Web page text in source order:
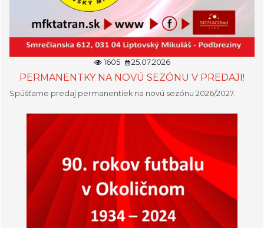
1605 25.07.2026
PERMANENTKY NA NOVÚ SEZÓNU V PREDAJI!
Spúšťame predaj permanentiek na novú sezónu 2026/2027.